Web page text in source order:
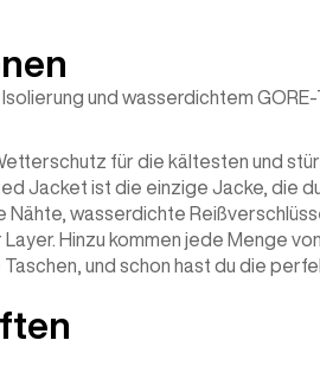
und wasserdichtem GORE-
für die kältesten und
Jacket ist die einzige Jacke, die
wasserdichte
Hinzu kommen jede Menge
und schon hast du die